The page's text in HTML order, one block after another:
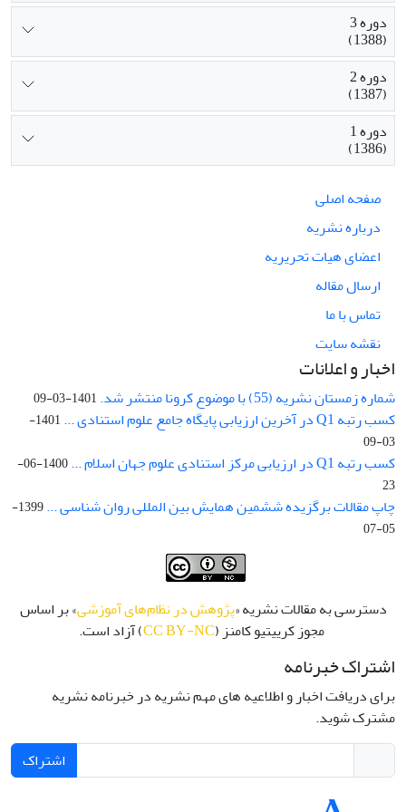
دوره 3
(1388)
دوره 2
(1387)
دوره 1
(1386)
صفحه اصلی
درباره نشریه
اعضای هیات تحریریه
ارسال مقاله
تماس با ما
نقشه سایت
اخبار و اعلانات
شماره زمستان نشریه (55) با موضوع کرونا منتشر شد. 1401-03-09
کسب رتبه Q1 در آخرین ارزیابی پایگاه جامع علوم استنادی ...
1401-
03-09
کسب رتبه Q1 در ارزیابی مرکز استنادی علوم جهان اسلام ...
1400-06-
23
چاپ مقالات برگزیده ششمین همایش بین المللی روان شناسی ...
1399-
05-07
دسترسی به مقالات نشریه «پژوهش در نظام‌های آموزشی» بر اساس
مجوز کرییتیو کامنز (CC BY-NC) آزاد است.
اشتراک خبرنامه
برای دریافت اخبار و اطلاعیه های مهم نشریه در خبرنامه نشریه
مشترک شوید.
اشتراک